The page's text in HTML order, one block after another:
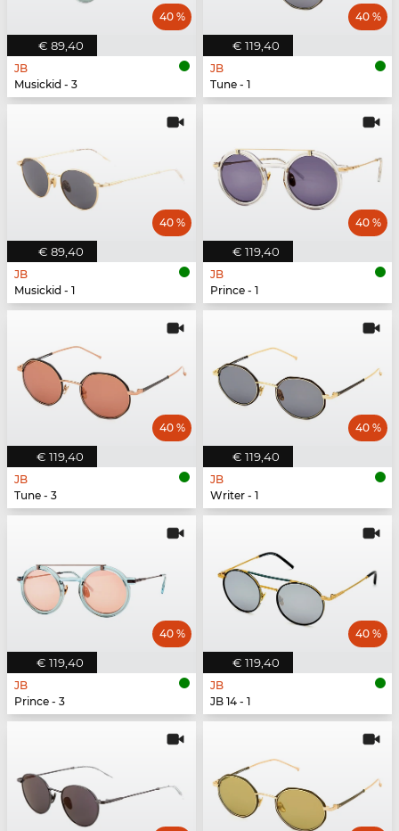
€ 89,40
40 %
JB
Musickid - 3
€ 119,40
40 %
JB
Tune - 1
€ 89,40
40 %
JB
Musickid - 1
€ 119,40
40 %
JB
Prince - 1
€ 119,40
40 %
JB
Tune - 3
€ 119,40
40 %
JB
Writer - 1
€ 119,40
40 %
JB
Prince - 3
€ 119,40
40 %
JB
JB 14 - 1